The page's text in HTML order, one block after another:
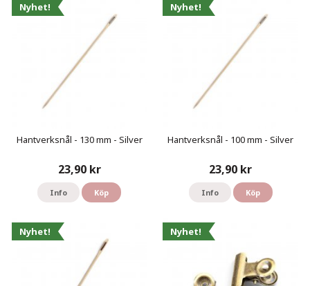
Nyhet!
Hantverksnål - 130 mm - Silver
23,90 kr
Info Köp
Nyhet!
Hantverksnål - 100 mm - Silver
23,90 kr
Info Köp
Nyhet! Nyhet!